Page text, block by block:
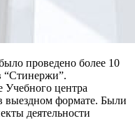
проведено более 10
“Стинержи”.
Учебного центра
формате. Были
деятельности